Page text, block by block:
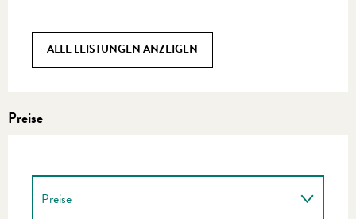
ALLE LEISTUNGEN ANZEIGEN
Preise
Preise